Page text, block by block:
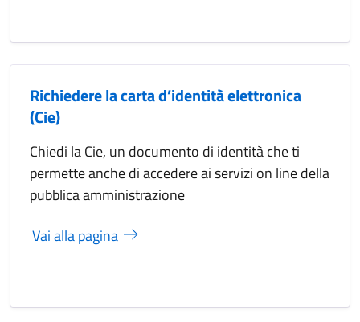
Richiedere la carta d’identità elettronica
(Cie)
Chiedi la Cie, un documento di identità che ti
permette anche di accedere ai servizi on line della
pubblica amministrazione
Vai alla pagina